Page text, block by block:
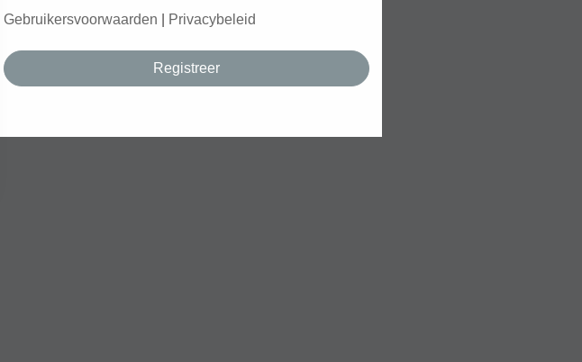
Gebruikersvoorwaarden Privacybeleid
Registreer